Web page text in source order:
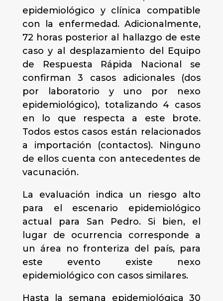
epidemiológico y clínica compatible
con la enfermedad. Adicionalmente,
72 horas posterior al hallazgo de este
caso y al desplazamiento del Equipo
de Respuesta Rápida Nacional se
confirman 3 casos adicionales (dos
por laboratorio y uno por nexo
epidemiológico), totalizando 4 casos
en lo que respecta a este brote.
Todos estos casos están relacionados
a importación (contactos). Ninguno
de ellos cuenta con antecedentes de
vacunación.
La evaluación indica un riesgo alto
para el escenario epidemiológico
actual para San Pedro. Si bien, el
lugar de ocurrencia corresponde a
un área no fronteriza del país, para
este evento existe nexo
epidemiológico con casos similares.
Hasta la semana epidemiológica 30